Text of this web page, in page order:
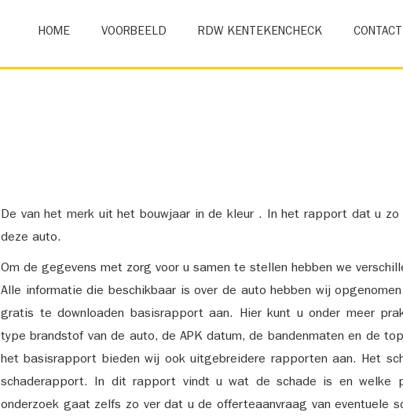
HOME VOORBEELD RDW KENTEKENCHECK CONTACT
De van het merk uit het bouwjaar in de kleur . In het rapport dat u
deze auto.
Om de gegevens met zorg voor u samen te stellen hebben we
Alle informatie die beschikbaar is over de auto hebben wij
gratis te downloaden basisrapport aan. Hier kunt u onder meer
type brandstof van de auto, de APK datum, de bandenmaten en de
het basisrapport bieden wij ook uitgebreidere rapporten aan. Het
schaderapport. In dit rapport vindt u wat de schade is en welke
onderzoek gaat zelfs zo ver dat u de offerteaanvraag van eventuele